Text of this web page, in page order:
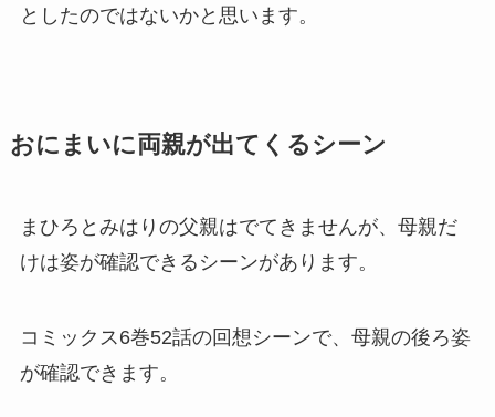
としたのではないかと思います。
おにまいに両親が出てくるシーン
まひろとみはりの父親はでてきませんが、母親だ
けは姿が確認できるシーンがあります。
コミックス6巻52話の回想シーンで、母親の後ろ姿
が確認できます。